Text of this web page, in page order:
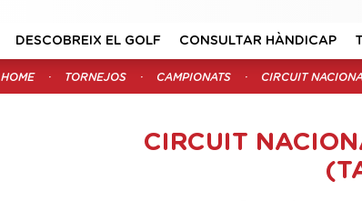
DESCOBREIX EL GOLF CONSULTAR HÀNDICAP
HOME TORNEJOS CAMPIONATS CIRCUIT
CIRCUIT